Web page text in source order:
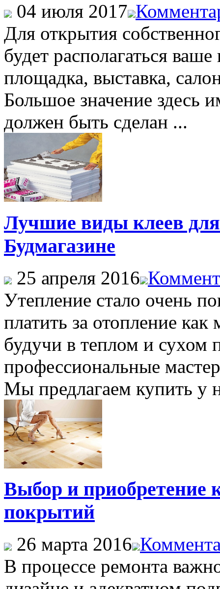
04 июля 2017
Для открытия
будет располагаться
площадка, выставка,
Большое значение здесь
должен быть сделан ...
Лучшие виды клеев
Будмагазине
25 апреля 2016
Утепление стало очень
платить за отопление
будучи в теплом и
профессиональные
Мы предлагаем купить у
Выбор и приобретение
покрытий
26 марта 2016
В процессе ремонта